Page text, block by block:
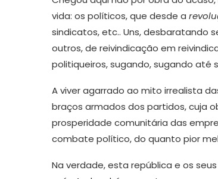
vida: os políticos, que desde a
sindicatos, etc.. Uns, desbaratando
outros, de reivindicação em
politiqueiros, sugando, sugando até
A viver agarrado ao mito irrealista
braços armados dos partidos, cuja
prosperidade comunitária das
combate político, do quanto pior
Na verdade, esta república e os